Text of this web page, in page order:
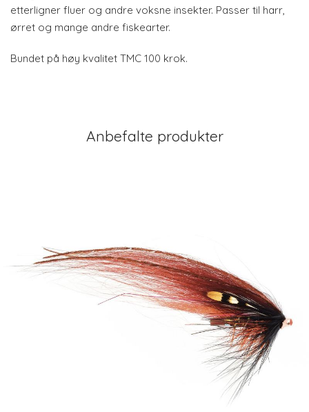
etterligner fluer og andre voksne insekter. Passer til harr,
ørret og mange andre fiskearter.
Bundet på høy kvalitet TMC 100 krok.
Anbefalte produkter